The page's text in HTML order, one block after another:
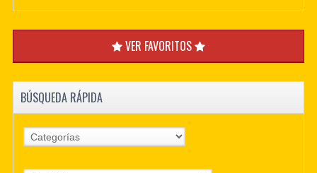
VER FAVORITOS
BÚSQUEDA RÁPIDA